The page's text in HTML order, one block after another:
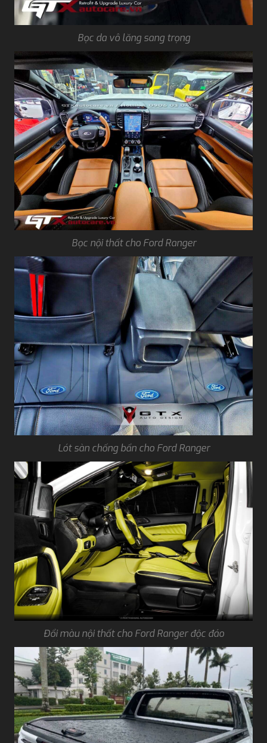
Bọc da vô lăng sang trọng
Bọc nội thất cho Ford Ranger
Lót sàn chống bẩn cho Ford Ranger
Đổi màu nội thất cho Ford Ranger độc đáo